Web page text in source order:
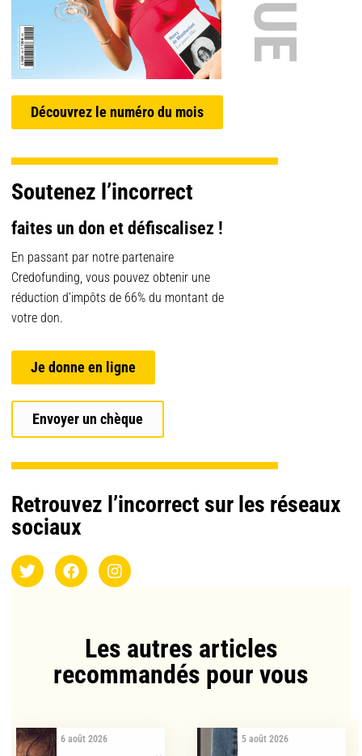
Découvrez le numéro du mois
Soutenez l’incorrect
faites un don et défiscalisez !
En passant par notre partenaire
Credofunding, vous pouvez obtenir une
réduction d’impôts de 66% du montant de
votre don.
Je donne en ligne
Envoyer un chèque
Retrouvez l’incorrect sur les réseaux
sociaux
Les autres articles
recommandés pour vous​
6 août 2026 5 août 2026